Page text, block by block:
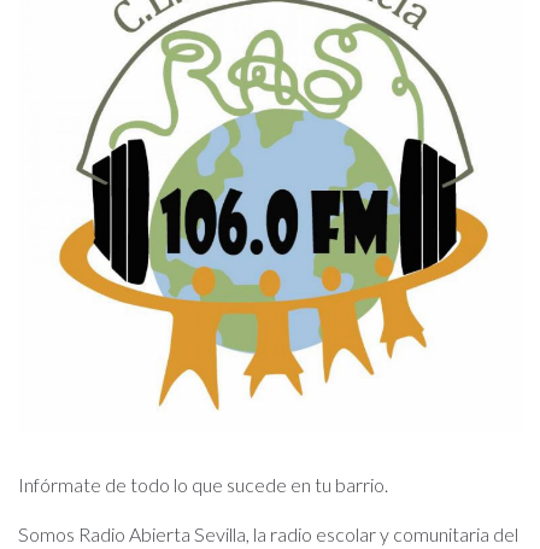
Infórmate de todo lo que sucede en tu barrio.
Somos Radio Abierta Sevilla, la radio escolar y comunitaria del